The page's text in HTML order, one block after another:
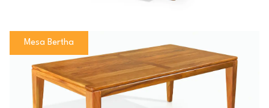
Mesa Bertha